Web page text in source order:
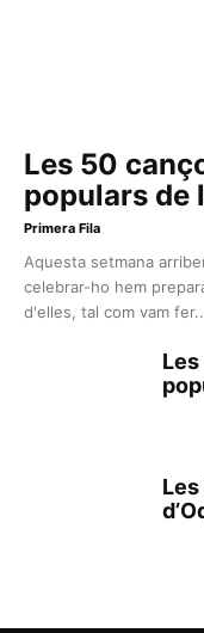
Les 50
populars de
Primera Fila
Aquesta setmana
celebrar-ho hem
d'elles, tal com vam